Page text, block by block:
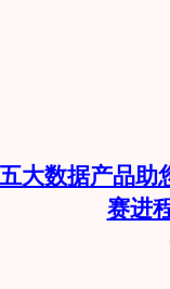
大数据产品助
赛进